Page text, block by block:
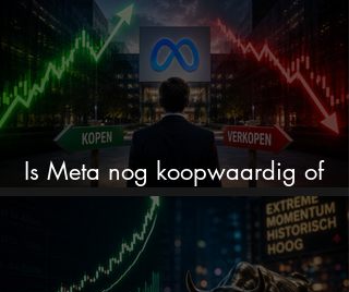
Is Meta nog koopwaardig of
wordt het tijd om te verkopen?